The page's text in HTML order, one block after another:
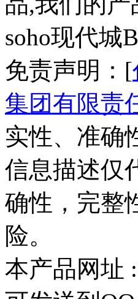
soho现代城
免责声明：[
集团有限责
实性、准确
信息描述仅
确性，完整
险。
本产品网址 :